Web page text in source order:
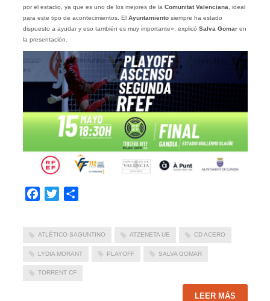
por el estadio, ya que es uno de los mejores de la Comunitat Valenciana , ideal
para este tipo de acontecimientos. El Ayuntamientosiempre ha estado
dispuesto a ayudar y eso también es muy importante», explicó Salva Gomaren
la presentación.
Facebook
Twitter
ATLÉTICO SAGUNTINO ATZENETA UE CD ACERO
LYDIA MORANT PLAYOFF SALVA GOMAR
TORRENT CF
LEER MÁS